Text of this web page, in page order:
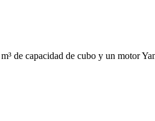
de capacidad de cubo y un motor